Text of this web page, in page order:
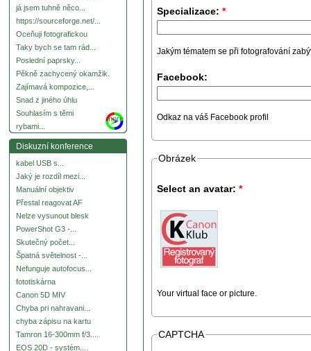
já jsem tuhně něco...
https://sourceforge.net/...
Oceňuji fotografickou
Taky bych se tam rád...
Poslední paprsky...
Pěkně zachycený okamžik.
Zajímavá kompozice,...
Snad z jiného úhlu
Souhlasím s těmi
rybami...
more
Diskuzní konference
kabel USB s...
Jaký je rozdíl mezi...
Manuální objektiv
Přestal reagovat AF
Nelze vysunout blesk
PowerShot G3 -...
Skutečný počet...
Špatná světelnost -...
Nefunguje autofocus...
fototiskárna
Canon 5D MIV
Chyba pri nahravani...
chyba zápisu na kartu
Tamron 16-300mm f/3....
EOS 20D - systém....
Specializace: *
Jakým tématem se při fotografování
Facebook:
Odkaz na váš Facebook profil
Obrázek
Select an avatar: *
Your virtual face or picture.
CAPTCHA